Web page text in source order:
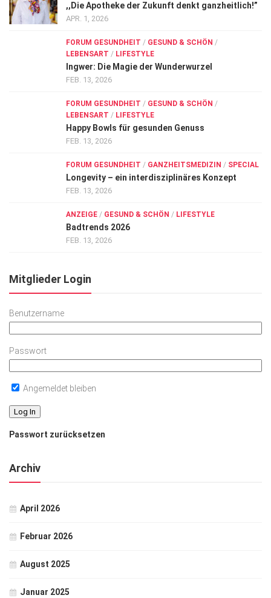
,,Die Apotheke der Zukunft denkt ganzheitlich!”
APR. 1, 2026
FORUM GESUNDHEIT / GESUND & SCHÖN /
LEBENSART / LIFESTYLE
Ingwer: Die Magie der Wunderwurzel
FEB. 13, 2026
FORUM GESUNDHEIT / GESUND & SCHÖN /
LEBENSART / LIFESTYLE
Happy Bowls für gesunden Genuss
FEB. 13, 2026
FORUM GESUNDHEIT / GANZHEITSMEDIZIN / SPECIAL
Longevity – ein interdisziplinäres Konzept
FEB. 13, 2026
ANZEIGE / GESUND & SCHÖN / LIFESTYLE
Badtrends 2026
FEB. 13, 2026
Mitglieder Login
Benutzername
Passwort
Angemeldet bleiben
Passwort zurücksetzen
Archiv
April 2026
Februar 2026
August 2025
Januar 2025